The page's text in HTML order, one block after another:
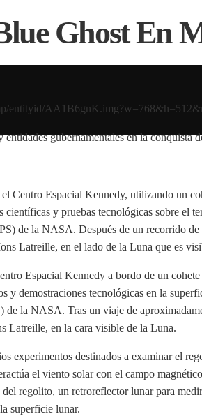
Ghost En
gubernamentales en la conquista
Centro Espacial Kennedy, utilizando un
y pruebas tecnológicas sobre el
de la NASA. Después de un recorrido de
Latreille, en el lado de la Luna que es
Espacial Kennedy a bordo de un
y demostraciones tecnológicas en la
la NASA. Tras un viaje de
Latreille, en la cara visible de la Luna.​
experimentos destinados a examinar el
el viento solar con el campo
regolito, un retroreflector lunar para
superficie lunar.